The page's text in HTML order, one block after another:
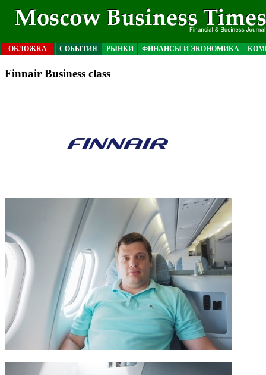
ОБЛОЖКА СОБЫТИЯ РЫНКИ ФИНАНСЫ И ЭКОНОМИКА
Finnair Business class